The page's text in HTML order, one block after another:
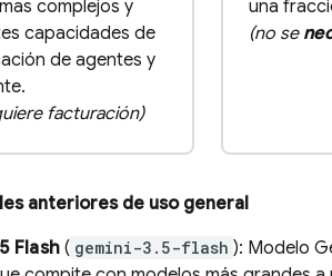
complejos y
capacidades de
de agentes y
facturación)
una
(no se
anteriores de uso general
Flash ( gemini-3.5-flash ): Modelo